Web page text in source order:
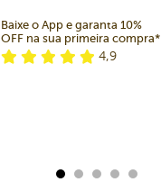
Baixe o App e garanta 10%
OFF na sua primeira compra*
4,9